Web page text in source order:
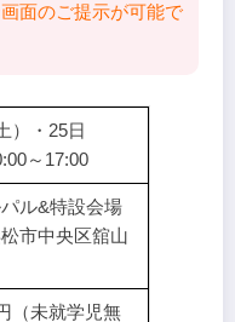
面のご提示が可能で
）・25日
～17:00
ル&特設会場
松市中央区舘山
（未就学児無